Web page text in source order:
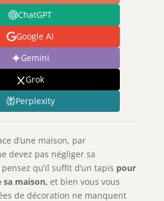
ChatGPT
Google AI
Gemini
Grok
Perplexity
d’une maison, par
devez pas négliger sa
qu’il suffit d’un tapis pour
sa maison, et bien vous vous
de décoration ne manquent